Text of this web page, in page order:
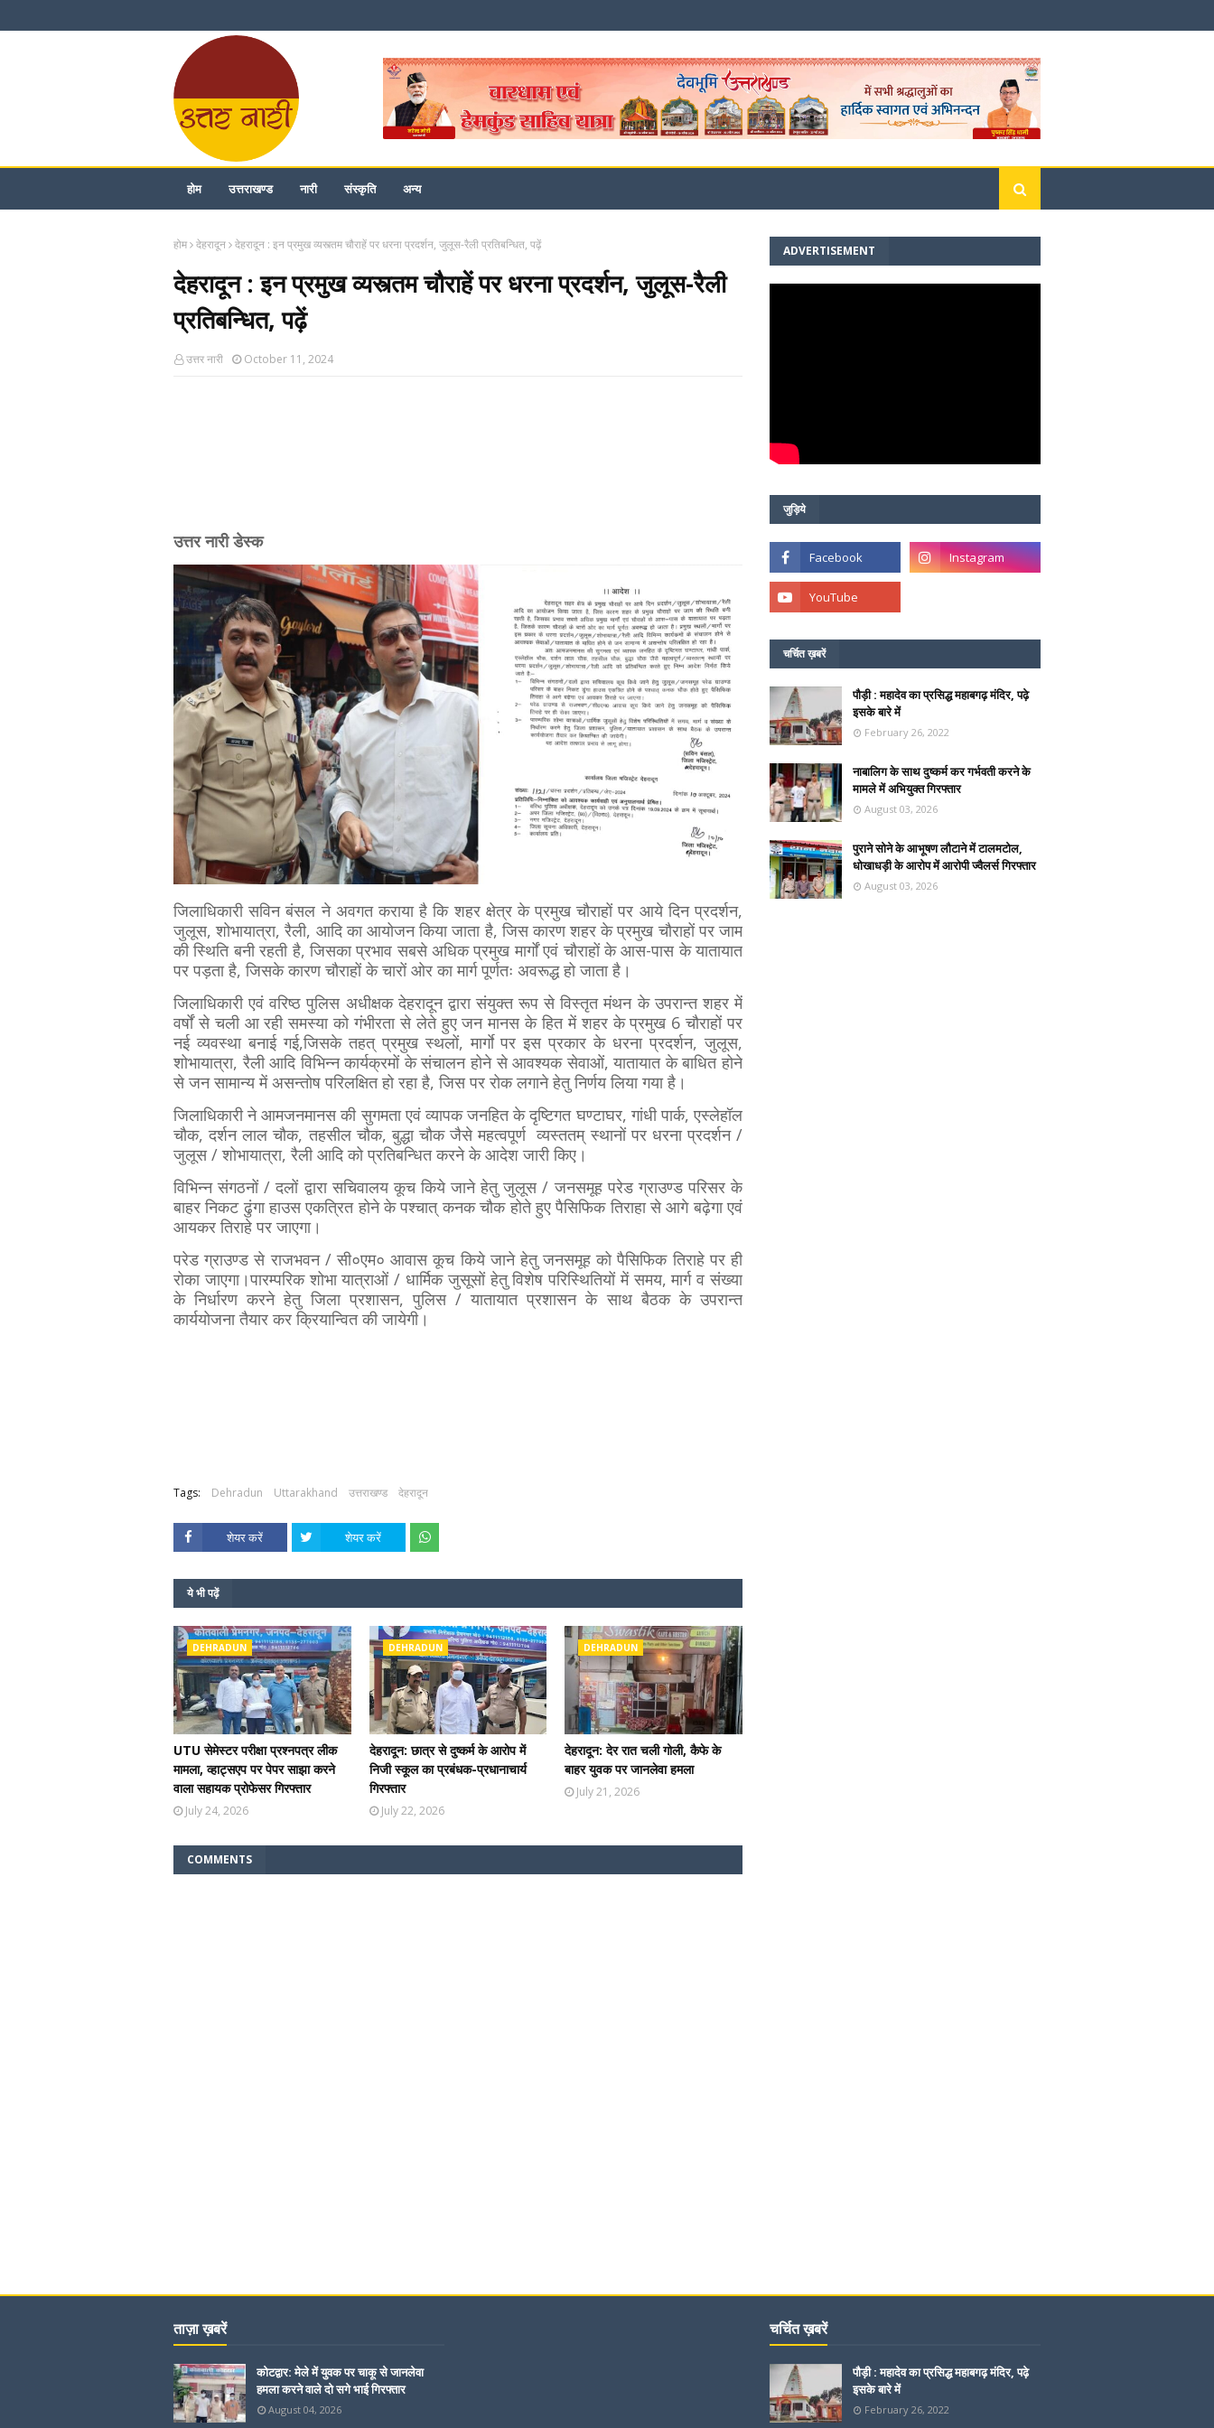
होम उत्तराखण्ड नारी संस्कृति अन्य
होम देहरादून देहरादून : इन प्रमुख व्यस्त्तम चौराहें पर धरना प्रदर्शन, जुलूस-रैली प्रतिबन्धित, पढ़ें
देहरादून : इन प्रमुख व्यस्त्तम चौराहें पर धरना प्रदर्शन, जुलूस-रैली
प्रतिबन्धित, पढ़ें
उत्तर नारी October 11, 2024
उत्तर नारी डेस्क
जिलाधिकारी सविन बंसल ने अवगत कराया है कि शहर क्षेत्र के प्रमुख चौराहों पर आये दिन प्रदर्शन,
जुलूस, शोभायात्रा, रैली, आदि का आयोजन किया जाता है, जिस कारण शहर के प्रमुख चौराहों पर जाम
की स्थिति बनी रहती है, जिसका प्रभाव सबसे अधिक प्रमुख मार्गों एवं चौराहों के आस-पास के यातायात
पर पड़ता है, जिसके कारण चौराहों के चारों ओर का मार्ग पूर्णतः अवरूद्ध हो जाता है।
जिलाधिकारी एवं वरिष्ठ पुलिस अधीक्षक देहरादून द्वारा संयुक्त रूप से विस्तृत मंथन के उपरान्त शहर में
वर्षों से चली आ रही समस्या को गंभीरता से लेते हुए जन मानस के हित में शहर के प्रमुख 6 चौराहों पर
नई व्यवस्था बनाई गई,जिसके तहत् प्रमुख स्थलों, मार्गाे पर इस प्रकार के धरना प्रदर्शन, जुलूस,
शोभायात्रा, रैली आदि विभिन्न कार्यक्रमों के संचालन होने से आवश्यक सेवाओं, यातायात के बाधित होने
से जन सामान्य में असन्तोष परिलक्षित हो रहा है, जिस पर रोक लगाने हेतु निर्णय लिया गया है।
जिलाधिकारी ने आमजनमानस की सुगमता एवं व्यापक जनहित के दृष्टिगत घण्टाघर, गांधी पार्क, एस्लेहॉल
चौक, दर्शन लाल चौक, तहसील चौक, बुद्धा चौक जैसे महत्वपूर्ण व्यस्ततम् स्थानों पर धरना प्रदर्शन /
जुलूस / शोभायात्रा, रैली आदि को प्रतिबन्धित करने के आदेश जारी किए।
विभिन्न संगठनों / दलों द्वारा सचिवालय कूच किये जाने हेतु जुलूस / जनसमूह परेड ग्राउण्ड परिसर के
बाहर निकट ढुंगा हाउस एकत्रित होने के पश्चात् कनक चौक होते हुए पैसिफिक तिराहा से आगे बढ़ेगा एवं
आयकर तिराहे पर जाएगा।
परेड ग्राउण्ड से राजभवन / सी०एम० आवास कूच किये जाने हेतु जनसमूह को पैसिफिक तिराहे पर ही
रोका जाएगा।पारम्परिक शोभा यात्राओं / धार्मिक जुसूसों हेतु विशेष परिस्थितियों में समय, मार्ग व संख्या
के निर्धारण करने हेतु जिला प्रशासन, पुलिस / यातायात प्रशासन के साथ बैठक के उपरान्त
कार्ययोजना तैयार कर क्रियान्वित की जायेगी।
Tags: Dehradun Uttarakhand उत्तराखण्ड देहरादून
शेयर करें शेयर करें
ये भी पढ़ें
DEHRADUN
UTU सेमेस्टर परीक्षा प्रश्नपत्र लीक
मामला, व्हाट्सएप पर पेपर साझा करने
वाला सहायक प्रोफेसर गिरफ्तार
July 24, 2026
DEHRADUN
देहरादून: छात्र से दुष्कर्म के आरोप में
निजी स्कूल का प्रबंधक-प्रधानाचार्य
गिरफ्तार
July 22, 2026
DEHRADUN
देहरादून: देर रात चली गोली, कैफे के
बाहर युवक पर जानलेवा हमला
July 21, 2026
COMMENTS
ADVERTISEMENT
जुड़िये
चर्चित ख़बरें
पौड़ी : महादेव का प्रसिद्ध महाबगढ़ मंदिर, पढ़े
इसके बारे में
February 26, 2022
नाबालिग के साथ दुष्कर्म कर गर्भवती करने के
मामले में अभियुक्त गिरफ्तार
August 03, 2026
पुराने सोने के आभूषण लौटाने में टालमटोल,
धोखाधड़ी के आरोप में आरोपी ज्वैलर्स गिरफ्तार
August 03, 2026
ताज़ा ख़बरें
कोटद्वार: मेले में युवक पर चाकू से जानलेवा
हमला करने वाले दो सगे भाई गिरफ्तार
August 04, 2026
चर्चित ख़बरें
पौड़ी : महादेव का प्रसिद्ध महाबगढ़ मंदिर, पढ़े
इसके बारे में
February 26, 2022